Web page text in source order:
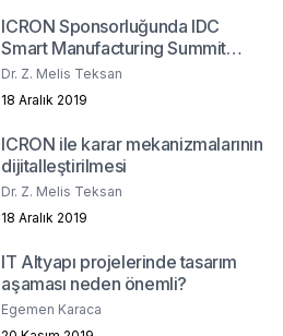
ICRON Sponsorluğunda IDC
Smart Manufacturing Summit
2019
Dr. Z. Melis Teksan
18 Aralık 2019
ICRON ile karar mekanizmalarının
dijitalleştirilmesi
Dr. Z. Melis Teksan
18 Aralık 2019
IT Altyapı projelerinde tasarım
aşaması neden önemli?
Egemen Karaca